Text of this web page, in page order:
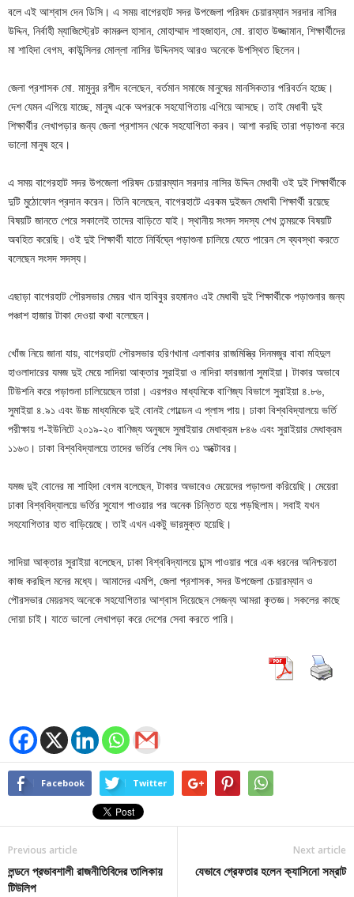
বলে এই আশ্বাস দেন ডিসি। এ সময় বাগেরহাট সদর উপজেলা পরিষদ চেয়ারম্যান সরদার নাসির
উদ্দিন, নির্বাহী ম্যাজিস্ট্রেট কামরুল হাসান, মোহাম্মাদ শাহজাহান, মো. রাহাত উজ্জামান, শিক্ষার্থীদের
মা শাহিদা বেগম, কাউন্সিলর মোল্লা নাসির উদ্দিনসহ আরও অনেকে উপস্থিত ছিলেন।
জেলা প্রশাসক মো. মামুনুর রশীদ বলেছেন, বর্তমান সমাজে মানুষের মানসিকতার পরিবর্তন হচ্ছে।
দেশ যেমন এগিয়ে যাচ্ছে, মানুষ একে অপরকে সহযোগিতায় এগিয়ে আসছে। তাই মেধাবী দুই
শিক্ষার্থীর লেখাপড়ার জন্য জেলা প্রশাসন থেকে সহযোগিতা করব। আশা করছি তারা পড়াশুনা করে
ভালো মানুষ হবে।
এ সময় বাগেরহাট সদর উপজেলা পরিষদ চেয়ারম্যান সরদার নাসির উদ্দিন মেধাবী ওই দুই শিক্ষার্থীকে
দুটি মুঠোফোন প্রদান করেন। তিনি বলেছেন, বাগেরহাটে এরকম দুইজন মেধাবী শিক্ষার্থী রয়েছে
বিষয়টি জানতে পেরে সকালেই তাদের বাড়িতে যাই। স্থানীয় সংসদ সদস্য শেখ তন্ময়কে বিষয়টি
অবহিত করেছি। ওই দুই শিক্ষার্থী যাতে নির্বিঘ্নে পড়াশুনা চালিয়ে যেতে পারেন সে ব্যবস্থা করতে
বলেছেন সংসদ সদস্য।
এছাড়া বাগেরহাট পৌরসভার মেয়র খান হাবিবুর রহমানও এই মেধাবী দুই শিক্ষার্থীকে পড়াশুনার জন্য
পঞ্চাশ হাজার টাকা দেওয়া কথা বলেছেন।
খোঁজ নিয়ে জানা যায়, বাগেরহাট পৌরসভার হরিণখানা এলাকার রাজমিস্ত্রি দিনমজুর বাবা মহিদুল
হাওলাদারের যমজ দুই মেয়ে সাদিয়া আক্তার সুরাইয়া ও নাদিরা ফারজানা সুমাইয়া। টাকার অভাবে
টিউশনি করে পড়াশুনা চালিয়েছেন তারা। এরপরও মাধ্যমিকে বাণিজ্য বিভাগে সুরাইয়া ৪.৮৬,
সুমাইয়া ৪.৯১ এবং উচ্চ মাধ্যমিকে দুই বোনই গোল্ডেন এ প্লাস পায়। ঢাকা বিশ্ববিদ্যালয়ে ভর্তি
পরীক্ষায় গ-ইউনিটে ২০১৯-২০ বাণিজ্য অনুষদে সুমাইয়ার মেধাক্রম ৮৪৬ এবং সুরাইয়ার মেধাক্রম
১১৬৩। ঢাকা বিশ্ববিদ্যালয়ে তাদের ভর্তির শেষ দিন ৩১ অক্টোবর।
যমজ দুই বোনের মা শাহিদা বেগম বলেছেন, টাকার অভাবেও মেয়েদের পড়াশুনা করিয়েছি। মেয়েরা
ঢাকা বিশ্ববিদ্যালয়ে ভর্তির সুযোগ পাওয়ার পর অনেক চিন্তিত হয়ে পড়ছিলাম। সবাই যখন
সহযোগিতার হাত বাড়িয়েছে। তাই এখন একটু ভারমুক্ত হয়েছি।
সাদিয়া আক্তার সুরাইয়া বলেছেন, ঢাকা বিশ্ববিদ্যালয়ে চান্স পাওয়ার পরে এক ধরনের অনিশ্চয়তা
কাজ করছিল মনের মধ্যে। আমাদের এমপি, জেলা প্রশাসক, সদর উপজেলা চেয়ারম্যান ও
পৌরসভার মেয়রসহ অনেকে সহযোগিতার আশ্বাস দিয়েছেন সেজন্য আমরা কৃতজ্ঞ। সকলের কাছে
দোয়া চাই। যাতে ভালো লেখাপড়া করে দেশের সেবা করতে পারি।
Facebook Twitter
Previous article
লন্ডনে প্রভাবশালী রাজনীতিবিদের তালিকায়
টিউলিপ
Next article
যেভাবে গ্রেফতার হলেন ক্যাসিনো সম্রাট